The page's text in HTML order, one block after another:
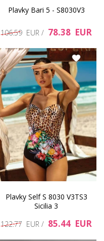
Plavky Bari 5 - S8030V3
106.59 EUR / 78.38 EUR
Plavky Self S 8030 V3TS3
Sicilia 3
122.77 EUR / 85.44 EUR